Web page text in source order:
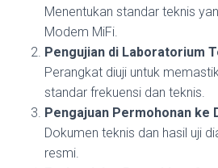
Menentukan standar teknis
Modem MiFi.
Pengujian di Laboratorium
Perangkat diuji untuk
standar frekuensi dan teknis.
Pengajuan Permohonan ke
Dokumen teknis dan hasil uji
resmi.